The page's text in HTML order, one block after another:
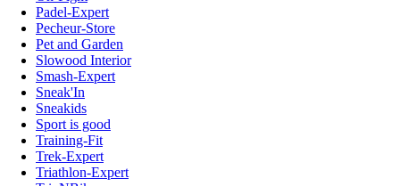
Padel-Expert
Pecheur-Store
Pet and Garden
Slowood Interior
Smash-Expert
Sneak'In
Sneakids
Sport is good
Training-Fit
Trek-Expert
Triathlon-Expert